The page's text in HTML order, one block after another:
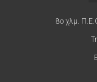
8ο χλμ.